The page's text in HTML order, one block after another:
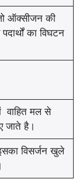
ऑक्सीजन की
का विघटन
वाहित मल से
जाते है।
विसर्जन खुले